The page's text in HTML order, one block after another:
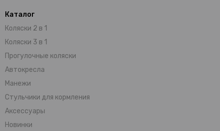
Каталог
Коляски 2 в 1
Коляски 3 в 1
Прогулочные коляски
Автокресла
Манежи
Стульчики для кормления
Аксессуары
Новинки